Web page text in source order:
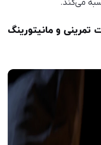
می‌کند.
تمرینی و مانیتورینگ